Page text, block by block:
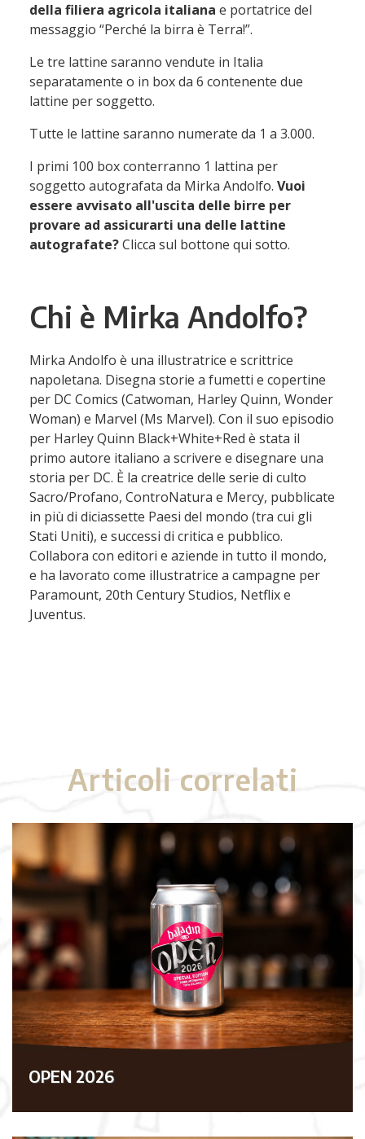
della filiera agricola italiana e portatrice del
messaggio “Perché la birra è Terra!”.
Le tre lattine saranno vendute in Italia
separatamente o in box da 6 contenente due
lattine per soggetto.
Tutte le lattine saranno numerate da 1 a 3.000.
I primi 100 box conterranno 1 lattina per
soggetto autografata da Mirka Andolfo. Vuoi
essere avvisato all'uscita delle birre per
provare ad assicurarti una delle lattine
autografate?Clicca sul bottone qui sotto.
Chi è Mirka Andolfo?
Mirka Andolfo è una illustratrice e scrittrice
napoletana. Disegna storie a fumetti e copertine
per DC Comics (Catwoman, Harley Quinn, Wonder
Woman) e Marvel (Ms Marvel). Con il suo episodio
per Harley Quinn Black+White+Red è stata il
primo autore italiano a scrivere e disegnare una
storia per DC. È la creatrice delle serie di culto
Sacro/Profano, ControNatura e Mercy, pubblicate
in più di diciassette Paesi del mondo (tra cui gli
Stati Uniti), e successi di critica e pubblico.
Collabora con editori e aziende in tutto il mondo,
e ha lavorato come illustratrice a campagne per
Paramount, 20th Century Studios, Netflix e
Juventus.
Articoli correlati
OPEN 2026